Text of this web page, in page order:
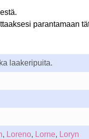
parantamaan
laakeripuita.
, Loreno, Lorne, Loryn